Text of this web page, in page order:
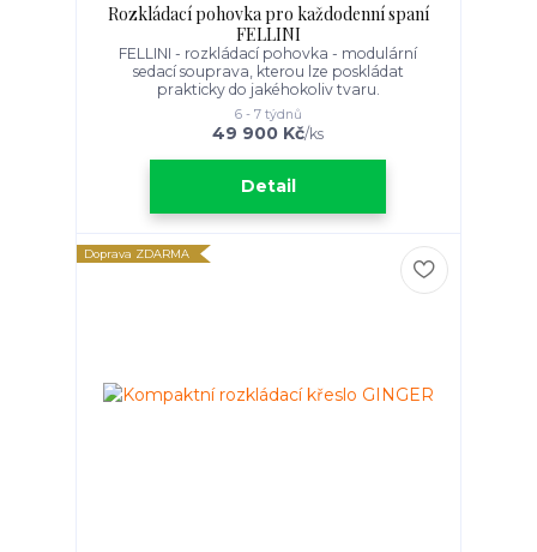
Rozkládací pohovka pro každodenní spaní
FELLINI
FELLINI - rozkládací pohovka - modulární
sedací souprava, kterou lze poskládat
prakticky do jakéhokoliv tvaru.
49 900 Kč/ks
6 - 7 týdnů
Detail
Doprava ZDARMA